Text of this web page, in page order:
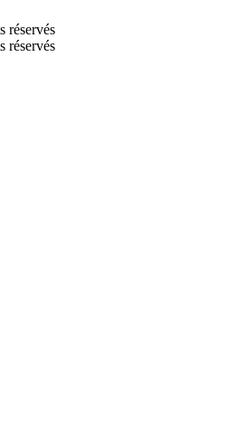
réservés
réservés